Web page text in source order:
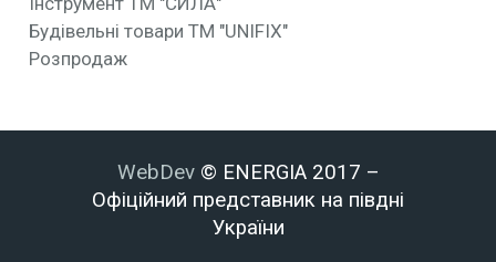
Будівельні товари ТМ "UNIFIX"
Розпродаж
WebDev © ENERGIA 2017 –
Офіційний представник на півдні
України